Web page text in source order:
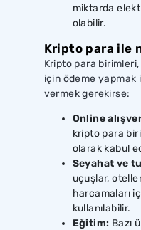
miktarda
olabilir.
Kripto para ile
Kripto para
için ödeme yapmak
vermek gerekirse:
Online
kripto para
olarak kabul
Seyahat ve
uçuşlar,
harcamaları
kullanılabilir.
Eğitim: Bazı